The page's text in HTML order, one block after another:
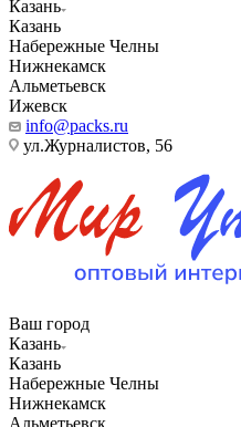
Казань
Казань
Набережные Челны
Нижнекамск
Альметьевск
Ижевск
info@packs.ru
ул.Журналистов, 56
Ваш город
Казань
Казань
Набережные Челны
Нижнекамск
Альметьевск